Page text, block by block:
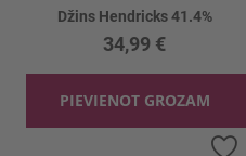
Džins Hendricks 41.4%
34,99 €
PIEVIENOT GROZAM